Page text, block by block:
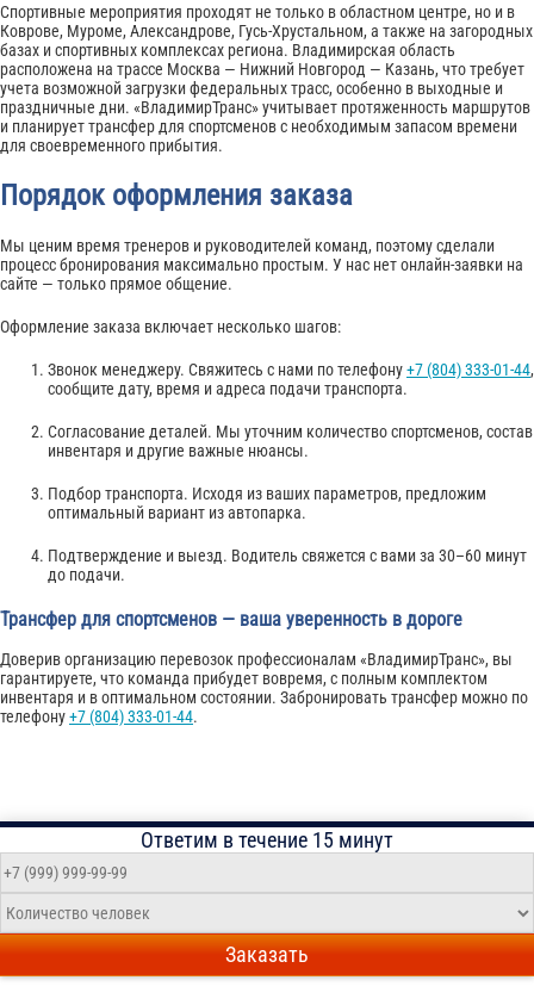
Спортивные мероприятия проходят не только в областном центре, но и в
Коврове, Муроме, Александрове, Гусь-Хрустальном, а также на загородных
базах и спортивных комплексах региона. Владимирская область
расположена на трассе Москва — Нижний Новгород — Казань, что требует
учета возможной загрузки федеральных трасс, особенно в выходные и
праздничные дни. «ВладимирТранс» учитывает протяженность маршрутов
и планирует трансфер для спортсменов с необходимым запасом времени
для своевременного прибытия.
Порядок оформления заказа
Мы ценим время тренеров и руководителей команд, поэтому сделали
процесс бронирования максимально простым. У нас нет онлайн-заявки на
сайте — только прямое общение.
Оформление заказа включает несколько шагов:
Звонок менеджеру. Свяжитесь с нами по телефону+7 (804) 333-01-44,
сообщите дату, время и адреса подачи транспорта.
Согласование деталей. Мы уточним количество спортсменов, состав
инвентаря и другие важные нюансы.
Подбор транспорта. Исходя из ваших параметров, предложим
оптимальный вариант из автопарка.
Подтверждение и выезд. Водитель свяжется с вами за 30–60 минут
до подачи.
Трансфер для спортсменов — ваша уверенность в дороге
Доверив организацию перевозок профессионалам «ВладимирТранс», вы
гарантируете, что команда прибудет вовремя, с полным комплектом
инвентаря и в оптимальном состоянии. Забронировать трансфер можно по
телефону+7 (804) 333-01-44.
Ответим в течение 15 минут
Заказать